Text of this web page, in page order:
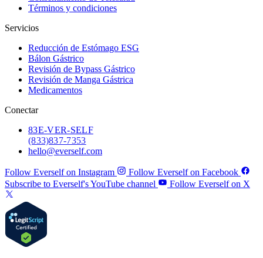
Términos y condiciones
Servicios
Reducción de Estómago ESG
Bálon Gástrico
Revisión de Bypass Gástrico
Revisión de Manga Gástrica
Medicamentos
Conectar
83E-VER-SELF
(833) 837-7353
hello@everself.com
Follow Everself on Instagram
Follow Everself on Facebook
Subscribe to Everself's YouTube channel
Follow Everself on X